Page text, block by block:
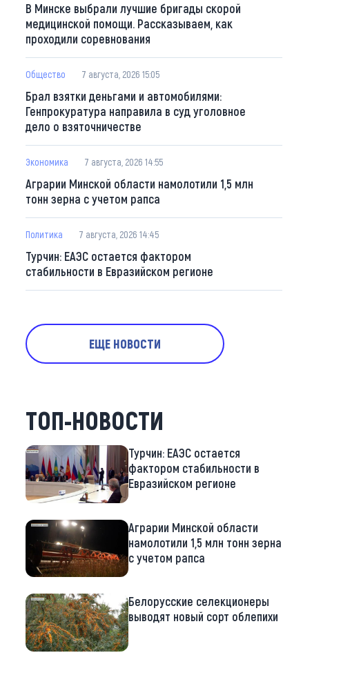
В Минске выбрали лучшие бригады скорой
медицинской помощи. Рассказываем, как
проходили соревнования
Общество 7 августа, 2026 15:05
Брал взятки деньгами и автомобилями:
Генпрокуратура направила в суд уголовное
дело о взяточничестве
Экономика 7 августа, 2026 14:55
Аграрии Минской области намолотили 1,5 млн
тонн зерна с учетом рапса
Политика 7 августа, 2026 14:45
Турчин: ЕАЭС остается фактором
стабильности в Евразийском регионе
ЕЩЕ НОВОСТИ
ТОП-НОВОСТИ
Турчин: ЕАЭС остается
фактором стабильности в
Евразийском регионе
Аграрии Минской области
намолотили 1,5 млн тонн зерна
с учетом рапса
Белорусские селекционеры
выводят новый сорт облепихи